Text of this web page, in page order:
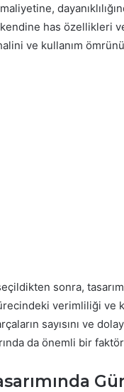
has özellikleri
ve kullanım
sonra,
verimliliği ve
sayısını ve
da önemli bir